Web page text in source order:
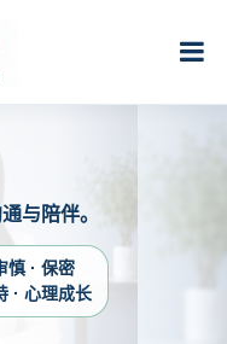
与陪伴。
慎 · 保密
· 心理成长